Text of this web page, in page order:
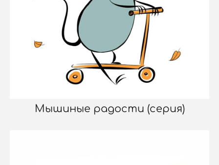
Мышиные радости (серия)